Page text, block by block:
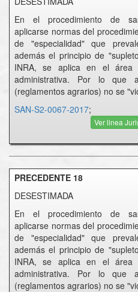
En el procedimiento de
aplicarse normas del
de "especialidad" que
además el principio de
INRA, se aplica en el área
administrativa. Por lo que
(reglamentos agrarios) no se
SAN-S2-0067-2017;
Ver linea
PRECEDENTE 18
DESESTIMADA
En el procedimiento de
aplicarse normas del
de "especialidad" que
además el principio de
INRA, se aplica en el área
administrativa. Por lo que
(reglamentos agrarios) no se